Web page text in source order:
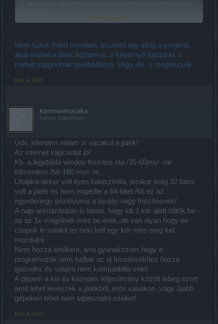
best 60 az átlag 62 és a rossz 70. csomagvesztés 12%
nem hiszem, hogy a netekkel vagy a gépekkel van gond. a
frissítés bármi ami nagyban befolyásolná a netet.)
amikor jó volt 36-46 közt volt az ms.
Click to expand...
Nem tudok mást mondani, teszteld egy ideig a progival,
akár mehet a játék közben is, s képernyő fotózd ki, s
mehet supportnak továbbításra. Vagy ide, s megnézzük.
Nov 4, 2021
Kormosmacska
Forum Greenhorn
Üdv, jelentem nálam is vacakol a játék!
Az internet kapcsolat jó!
Kb. a legutóbbi windos frissítés óta /35-60ms/- ról
fölmentem /56-180 ms/- re.
Utoljára akkor volt ilyen katasztrófa, amikor még 32 bites
volt a játék és nem engedte a 64-bitet /kb ez az
egyetlenegy pozitívuma a tavalyi nagy frissítésnek/.
A napi arénázásban is látom, hogy kb 1 kör alatt töltök be -
az az 1x megölnek mire be érek, de van olyan hogy én
csapok le valakit és neki kell egy kör mire meg tud
mozdulni.
Nem hozzá értőként, arra gyanakszom hogy a
programozók nem tudtak az új frissítésekhez hozzá
igazodni, és valami nem kompatibilis vele!
A gépem a kis és közepes teljesítmény között lebeg ezért
amit lehet leveszek a játékból, erős vasakon ,vagy újabb
gépeken lehet nem tapasztalni ezeket!
Nov 4, 2021